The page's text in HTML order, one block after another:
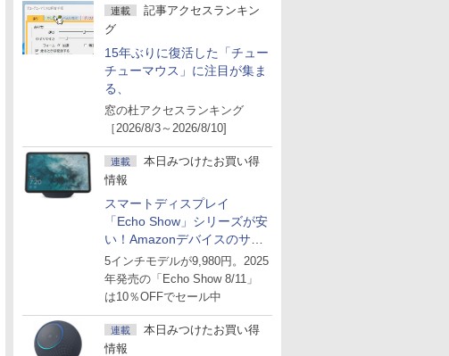
連載
記事アクセスランキン
グ
15年ぶりに復活した「チュー
チューマウス」に注目が集ま
る、
窓の杜アクセスランキング
［2026/8/3～2026/8/10]
連載
本日みつけたお買い得
情報
スマートディスプレイ
「Echo Show」シリーズが安
い！Amazonデバイスのサマ
ーセール
5インチモデルが9,980円。2025
年発売の「Echo Show 8/11」
は10％OFFでセール中
連載
本日みつけたお買い得
情報